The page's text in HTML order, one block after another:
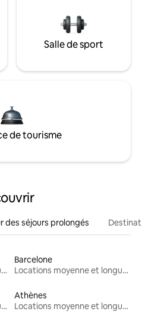
Salle de sport
de tourisme
des séjours prolongés
Locations moyenne et longue durée
Barcelone
Locations moyenne et longue durée
Locations moyenne et longue durée
Athènes
Locations moyenne et longue durée